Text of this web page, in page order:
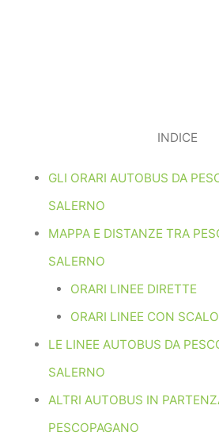
INDICE
GLI ORARI AUTOBUS DA
SALERNO
MAPPA E DISTANZE TRA
SALERNO
ORARI LINEE DIRETTE
ORARI LINEE CON SCALO
LE LINEE AUTOBUS DA
SALERNO
ALTRI AUTOBUS IN
PESCOPAGANO